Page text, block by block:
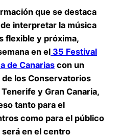
que se destaca
interpretar la música
flexible y próxima,
en el 35 Festival
de Canarias con un
los Conservatorios
y Gran Canaria,
tanto para el
como para el público
será en el centro